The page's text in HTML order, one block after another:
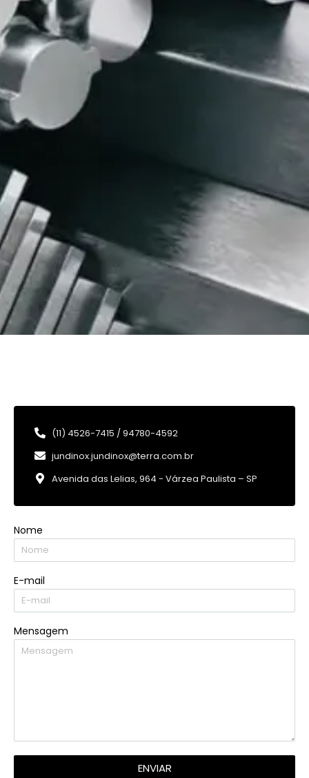
(11) 4526-7415 / 94780-4592
jundinox.jundinox@terra.com.br
Avenida das Lelias, 964 - Várzea Paulista – SP
Nome
E-mail
Mensagem
ENVIAR